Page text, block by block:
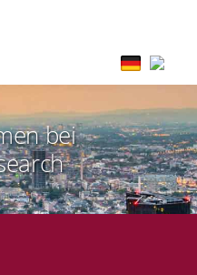
bei